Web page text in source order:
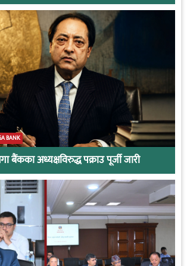
BANK
बैंकका अध्यक्षविरुद्ध पक्राउ पूर्जी जारी